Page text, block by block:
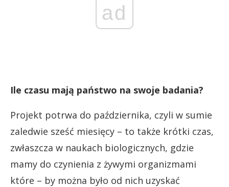
ad
Ile czasu mają państwo na swoje badania?
Projekt potrwa do października, czyli w sumie
zaledwie sześć miesięcy – to także krótki czas,
zwłaszcza w naukach biologicznych, gdzie
mamy do czynienia z żywymi organizmami
które – by można było od nich uzyskać